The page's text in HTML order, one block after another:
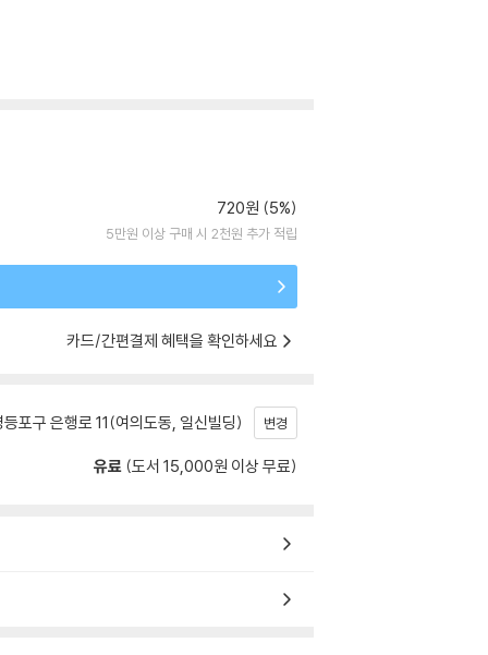
720원 (5%)
5만원 이상 구매 시 2천원 추가 적립
카드/간편결제 혜택을 확인하세요
포구 은행로 11(여의도동, 일신빌딩) 변경
유료 (도서 15,000원 이상 무료)